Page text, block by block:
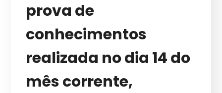
prova de
conhecimentos
realizada no dia 14 do
mês corrente,